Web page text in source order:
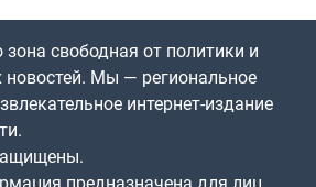
свободная от политики и
новостей. Мы — региональное
интернет-издание